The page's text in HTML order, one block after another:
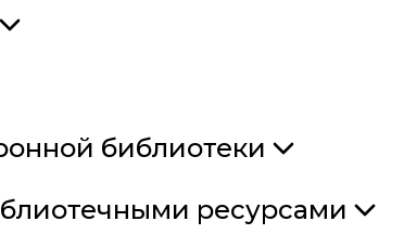
библиотеки
ресурсами